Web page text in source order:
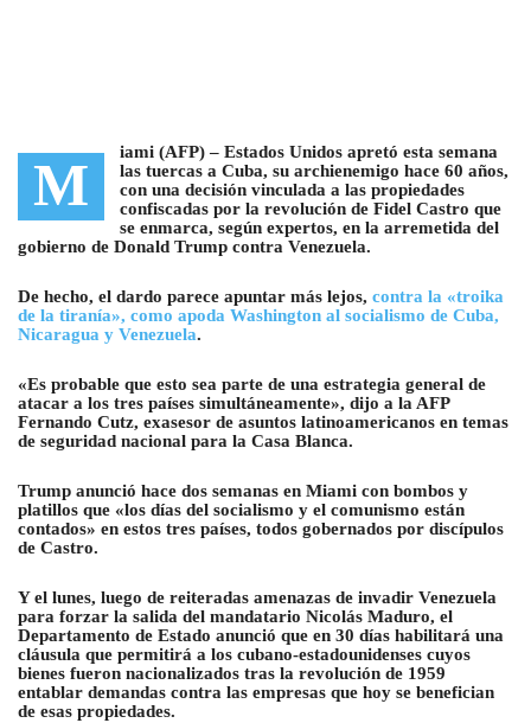
M iami (AFP) – Estados Unidos apretó esta semana
las tuercas a Cuba, su archienemigo hace 60 años,
con una decisión vinculada a las propiedades
confiscadas por la revolución de Fidel Castro que
se enmarca, según expertos, en la arremetida del
gobierno de Donald Trump contra Venezuela.
De hecho, el dardo parece apuntar más lejos, contra la «troika
de la tiranía», como apoda Washington al socialismo de Cuba,
Nicaragua y Venezuela.
«Es probable que esto sea parte de una estrategia general de
atacar a los tres países simultáneamente», dijo a la AFP
Fernando Cutz, exasesor de asuntos latinoamericanos en temas
de seguridad nacional para la Casa Blanca.
Trump anunció hace dos semanas en Miami con bombos y
platillos que «los días del socialismo y el comunismo están
contados» en estos tres países, todos gobernados por discípulos
de Castro.
Y el lunes, luego de reiteradas amenazas de invadir Venezuela
para forzar la salida del mandatario Nicolás Maduro, el
Departamento de Estado anunció que en 30 días habilitará una
cláusula que permitirá a los cubano-estadounidenses cuyos
bienes fueron nacionalizados tras la revolución de 1959
entablar demandas contra las empresas que hoy se benefician
de esas propiedades.